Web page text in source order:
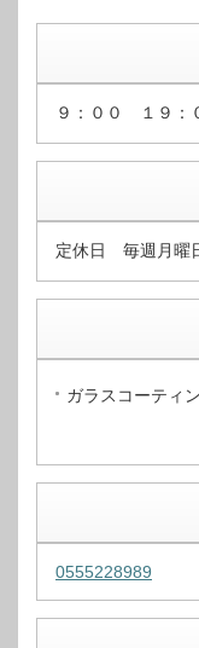
９：００ １９：
定休日 毎週月曜
ガラスコーティ
0555228989